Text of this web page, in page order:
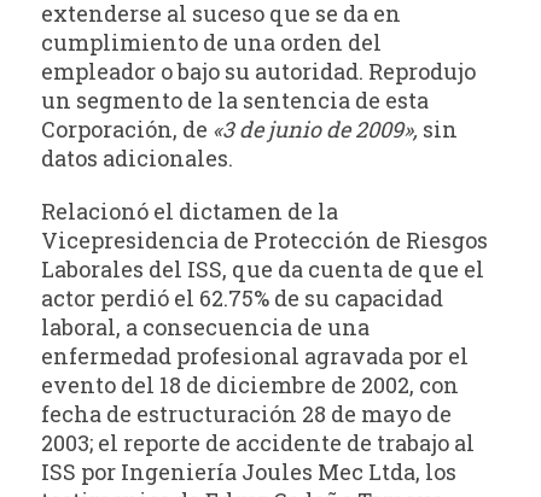
extenderse al suceso que se da en
cumplimiento de una orden del
empleador o bajo su autoridad. Reprodujo
un segmento de la sentencia de esta
Corporación, de «3 de junio de 2009», sin
datos adicionales.
Relacionó el dictamen de la
Vicepresidencia de Protección de Riesgos
Laborales del ISS, que da cuenta de que el
actor perdió el 62.75% de su capacidad
laboral, a consecuencia de una
enfermedad profesional agravada por el
evento del 18 de diciembre de 2002, con
fecha de estructuración 28 de mayo de
2003; el reporte de accidente de trabajo al
ISS por Ingeniería Joules Mec Ltda, los